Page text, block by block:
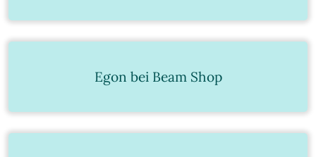
Egon bei Beam Shop